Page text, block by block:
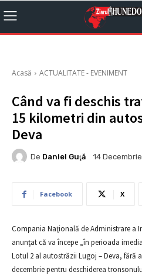
Acasă ACTUALITATE - EVENIMENT
Când va fi deschis
15 kilometri din
Deva
De Daniel Guţă 14
Facebook X
Compania Naţională de Administrare a
anunţat că va începe „în perioada
Lotul 2 al autostrăzii Lugoj – Deva, fără
decembrie pentru deschiderea